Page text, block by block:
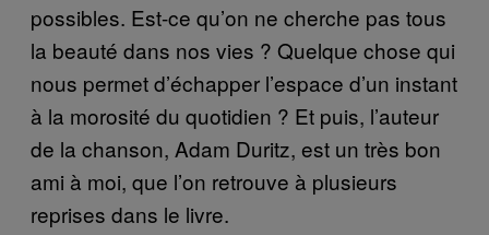
possibles. Est-ce qu’on ne cherche pas tous
la beauté dans nos vies ? Quelque chose qui
nous permet d’échapper l’espace d’un instant
à la morosité du quotidien ? Et puis, l’auteur
de la chanson, Adam Duritz, est un très bon
ami à moi, que l’on retrouve à plusieurs
reprises dans le livre.